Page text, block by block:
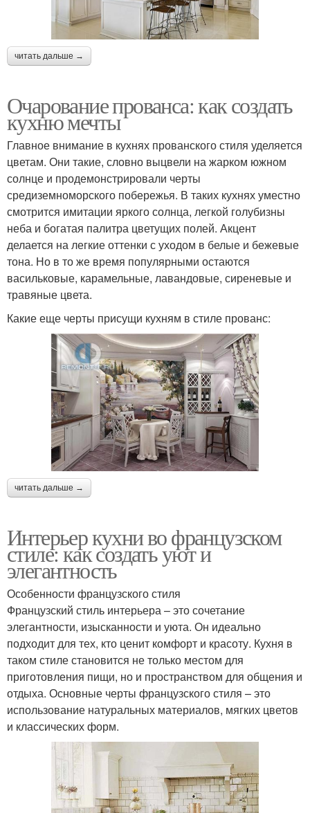
читать дальше →
Очарование прованса: как создать
кухню мечты
Главное внимание в кухнях прованского стиля уделяется
цветам. Они такие, словно выцвели на жарком южном
солнце и продемонстрировали черты
средиземноморского побережья. В таких кухнях уместно
смотрится имитации яркого солнца, легкой голубизны
неба и богатая палитра цветущих полей. Акцент
делается на легкие оттенки с уходом в белые и бежевые
тона. Но в то же время популярными остаются
васильковые, карамельные, лавандовые, сиреневые и
травяные цвета.
Какие еще черты присущи кухням в стиле прованс:
читать дальше →
Интерьер кухни во французском
стиле: как создать уют и
элегантность
Особенности французского стиля
Французский стиль интерьера – это сочетание
элегантности, изысканности и уюта. Он идеально
подходит для тех, кто ценит комфорт и красоту. Кухня в
таком стиле становится не только местом для
приготовления пищи, но и пространством для общения и
отдыха. Основные черты французского стиля – это
использование натуральных материалов, мягких цветов
и классических форм.